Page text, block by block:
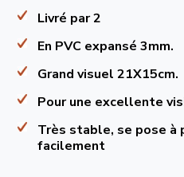
Livré par 2
En PVC expansé 3mm.
Grand visuel 21X15cm.
Pour une excellente
Très stable, se pose
facilement